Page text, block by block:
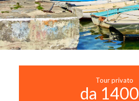
Tour privato
da 1400